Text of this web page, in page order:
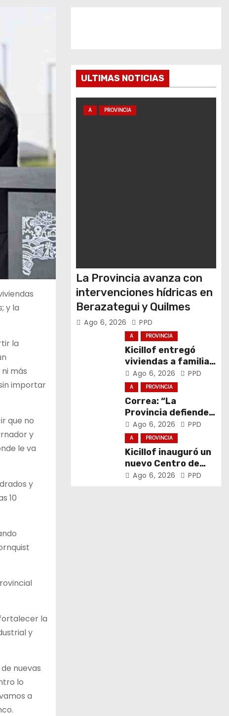
y la
la
más
importar
que no
y
le va
y
10
la
y
nuevas
lo
a
ULTIMAS NOTICIAS
A PROVINCIA
La Provincia avanza con
intervenciones hídricas en
Berazategui y Quilmes
Ago 6, 2026 PPD
A PROVINCIA
Kicillof entregó
viviendas a familias
de General La
Madrid
Ago 6, 2026 PPD
A PROVINCIA
Correa: “La
Provincia defiende
el trabajo y la
soberanía sobre
puertos y ríos”
Ago 6, 2026 PPD
A PROVINCIA
Kicillof inauguró un
nuevo Centro de
Atención Primaria
Ago 6, 2026 PPD